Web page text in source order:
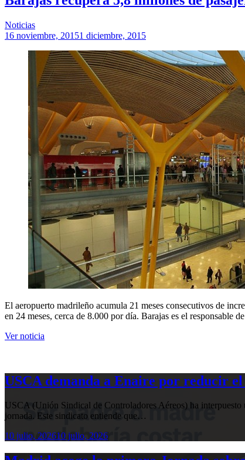
Noticias
16 noviembre, 20151 diciembre, 2015
El aeropuerto madrileño acumula 21 meses consecutivos de
en 24 meses, cerca de 8.000 por día. Barajas es el responsable
Ver noticia
USCA demanda a Enaire por reducir
USCA (Unión Sindical de Controladores Aéreos) ha
jornada. Este sindicato entiende que…
10 julio, 202610 julio, 2026